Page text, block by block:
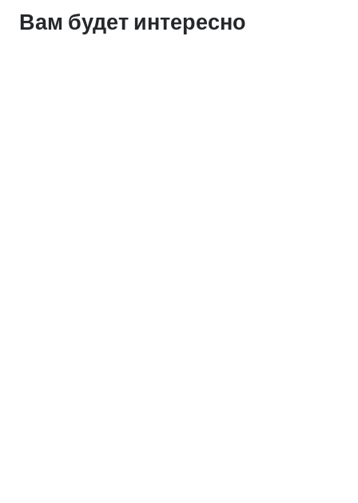
Вам будет интересно